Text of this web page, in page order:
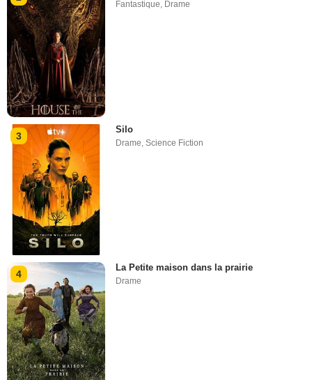
Fantastique, Drame
3
Silo
Drame ,Science Fiction
4
La Petite maison dans la prairie
Drame